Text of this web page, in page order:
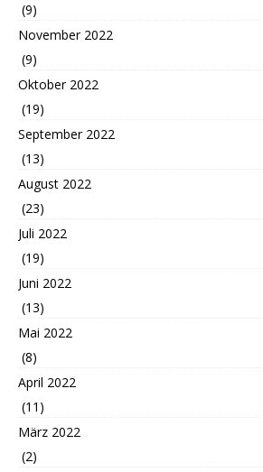
(9)
November 2022
(9)
Oktober 2022
(19)
September 2022
(13)
August 2022
(23)
Juli 2022
(19)
Juni 2022
(13)
Mai 2022
(8)
April 2022
(11)
März 2022
(2)